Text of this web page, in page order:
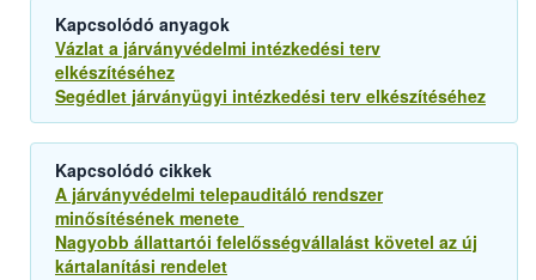
Kapcsolódó anyagok
Vázlat a járványvédelmi intézkedési terv
elkészítéséhez
Segédlet járványügyi intézkedési terv elkészítéséhez
Kapcsolódó cikkek
A járványvédelmi telepauditáló rendszer
minősítésének menete
Nagyobb állattartói felelősségvállalást követel az új
kártalanítási rendelet